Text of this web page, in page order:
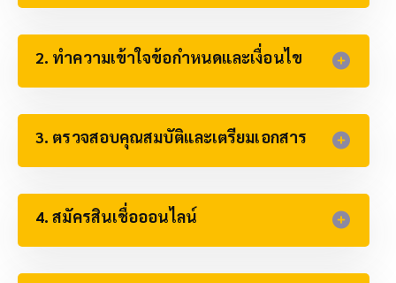
2. ทำความเข้าใจข้อกำหนดและเงื่อนไข
3. ตรวจสอบคุณสมบัติและเตรียมเอกสาร
4. สมัครสินเชื่อออนไลน์